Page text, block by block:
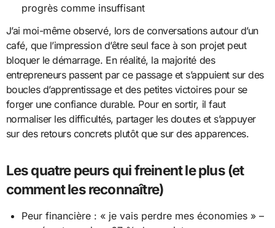
progrès comme insuffisant
J’ai moi-même observé, lors de conversations autour d’un
café, que l’impression d’être seul face à son projet peut
bloquer le démarrage. En réalité, la majorité des
entrepreneurs passent par ce passage et s’appuient sur des
boucles d’apprentissage et des petites victoires pour se
forger une confiance durable. Pour en sortir, il faut
normaliser les difficultés, partager les doutes et s’appuyer
sur des retours concrets plutôt que sur des apparences.
Les quatre peurs qui freinent le plus (et
comment les reconnaître)
Peur financière : « je vais perdre mes économies » –